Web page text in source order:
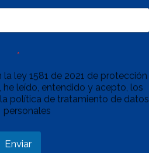
*
ley 1581 de 2021 de protección
leído, entendido y acepto, los
política de tratamiento de datos
personales
Enviar